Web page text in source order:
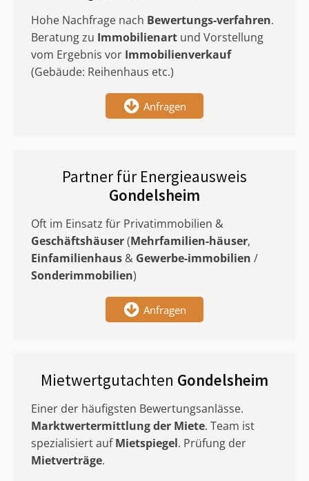
Hohe Nachfrage nach Bewertungs-verfahren.
Beratung zu Immobilienart und Vorstellung
vom Ergebnis vor Immobilienverkauf
(Gebäude: Reihenhaus etc.)
Anfragen
Partner für Energieausweis
Gondelsheim
Oft im Einsatz für Privatimmobilien &
Geschäftshäuser(Mehrfamilien-häuser,
Einfamilienhaus & Gewerbe-immobilien /
Sonderimmobilien)
Anfragen
Mietwertgutachten Gondelsheim
Einer der häufigsten Bewertungsanlässe.
Marktwertermittlungder Miete. Team ist
spezialisiert aufMietspiegel. Prüfung der
Mietverträge.